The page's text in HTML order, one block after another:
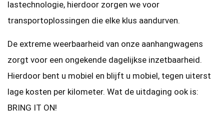
lastechnologie, hierdoor zorgen we voor
transportoplossingen die elke klus aandurven.
De extreme weerbaarheid van onze aanhangwagens
zorgt voor een ongekende dagelijkse inzetbaarheid.
Hierdoor bent u mobiel en blijft u mobiel, tegen uiterst
lage kosten per kilometer. Wat de uitdaging ook is:
BRING IT ON!